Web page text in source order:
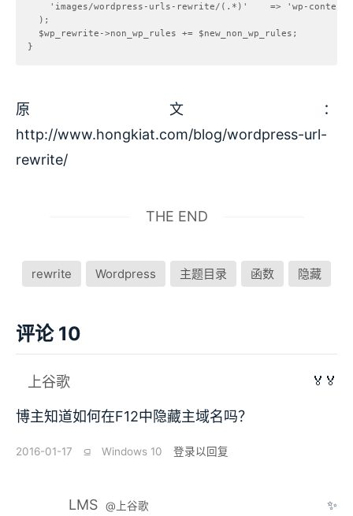
'images/wordpress-urls-rewrite/(.*)'    => 'wp-
  );
  $wp_rewrite->non_wp_rules += $new_non_wp_rules;
原文：
http://www.hongkiat.com/blog/wordpress-url-
rewrite/
THE END
rewrite Wordpress 主题目录 函数 隐藏
评论 10
上谷歌 🏅🏅
博主知道如何在F12中隐藏主域名吗？
2016-01-17 ⫑ Windows 10 登录以回复
LMS @上谷歌 ✨